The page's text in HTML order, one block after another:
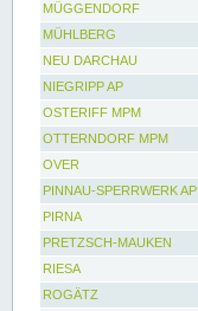
MÜGGENDORF
MÜHLBERG
NEU DARCHAU
NIEGRIPP AP
OSTERIFF MPM
OTTERNDORF MPM
OVER
PINNAU-SPERRWERK AP
PIRNA
PRETZSCH-MAUKEN
RIESA
ROGÄTZ